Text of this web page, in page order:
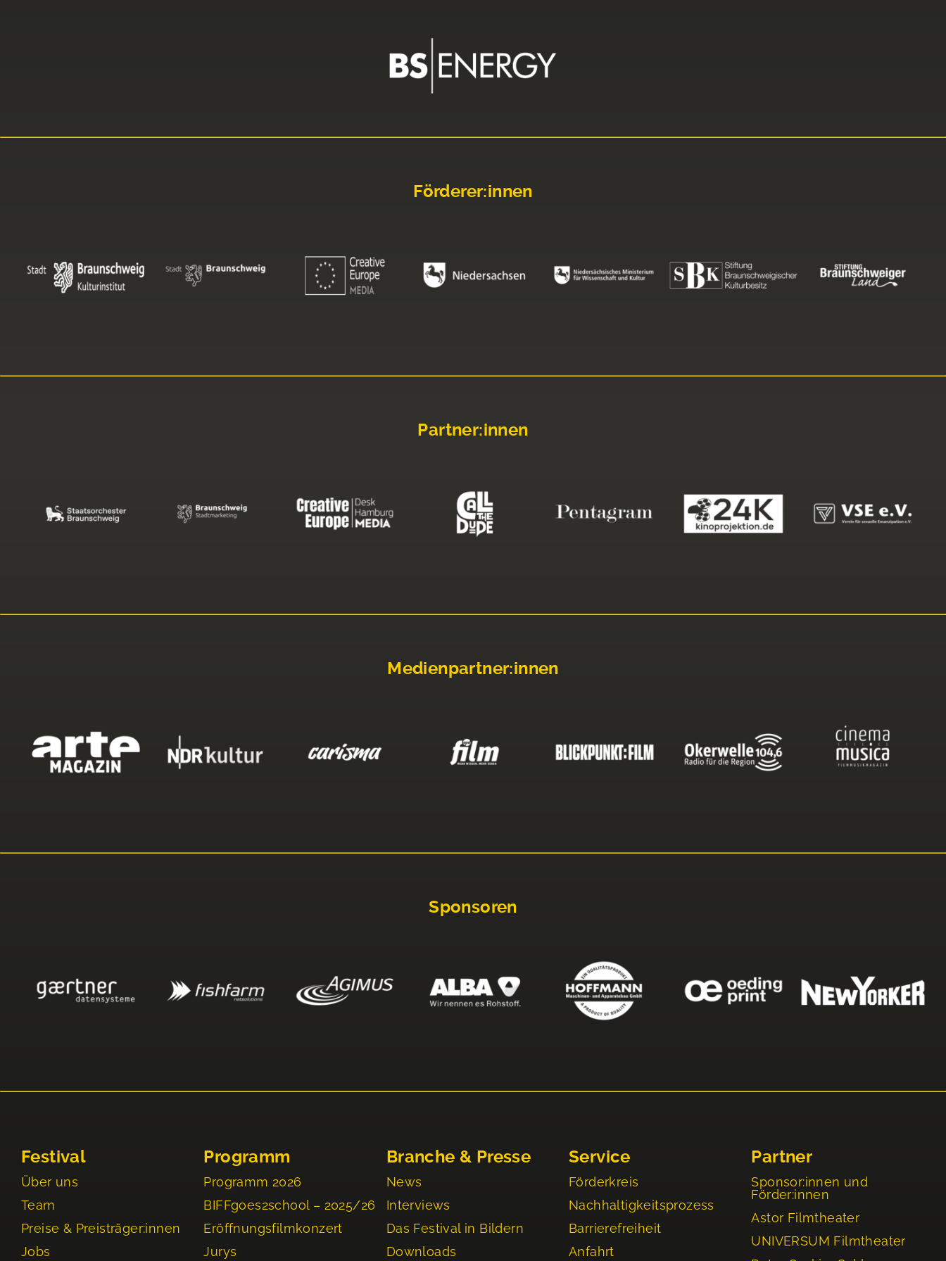
Förderer:innen
Partner:innen
Medienpartner:innen
Sponsoren
Festival
Über uns
Team
Preise & Preisträger:innen
Jobs
Programm
Programm 2026
BIFFgoes2school – 2025/26
Eröffnungsfilmkonzert
Jurys
Branche & Presse
News
Interviews
Das Festival in Bildern
Downloads
Service
Förderkreis
Nachhaltigkeitsprozess
Barrierefreiheit
Anfahrt
Partner
Sponsor:innen und
Förder:innen
Astor Filmtheater
UNIVERSUM Filmtheater